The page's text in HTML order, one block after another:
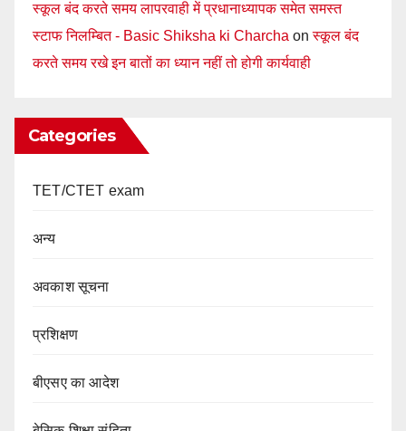
स्कूल बंद करते समय लापरवाही में प्रधानाध्यापक समेत समस्त
स्टाफ निलम्बित - Basic Shiksha ki Charcha onस्कूल बंद
करते समय रखे इन बातों का ध्यान नहीं तो होगी कार्यवाही
Categories
TET/CTET exam
अन्य
अवकाश सूचना
प्रशिक्षण
बीएसए का आदेश